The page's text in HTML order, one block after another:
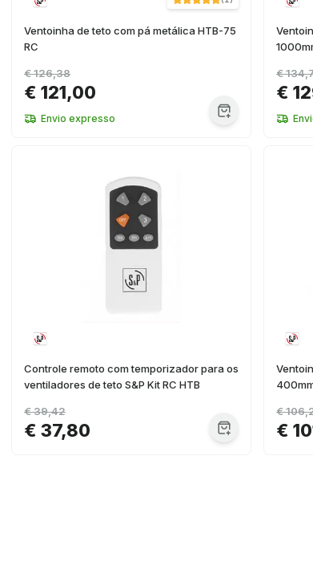
Ventoinha de teto com pá metálica HTB-75
RC
€ 121,00
€ 126,38
Envio expresso
€
€
Controle remoto com temporizador para os
ventiladores de teto S&P Kit RC HTB
€ 37,80
€ 39,42
€
€